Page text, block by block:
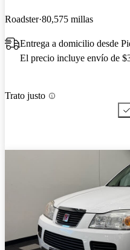
Roadster 80,575 millas
Entrega a domicilio desde
El precio incluye envío de
Trato justo